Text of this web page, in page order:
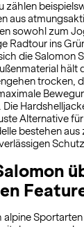
zählen
aus
sowohl zum
Radtour ins
die Salomon
hält
trocken,
Alternative
bestehen
alpine